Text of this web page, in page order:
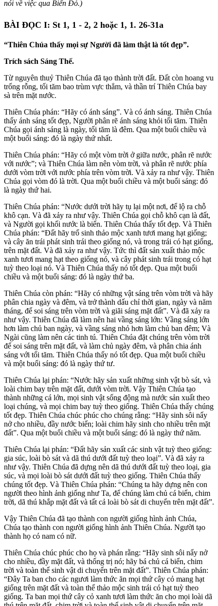
nói về việc qua Biển Ðỏ.)
BÀI ĐỌC I: St 1, 1 - 2, 2 hoặc 1, 1. 26-31a
“Thiên Chúa thấy mọi sự Người đã làm thật là tốt đẹp”.
Trích sách Sáng Thế.
Từ nguyên thuỷ Thiên Chúa đã tạo thành trời đất. Đất còn hoang vu
trống rỗng, tối tăm bao trùm vực thẳm, và thần trí Thiên Chúa bay
sà trên mặt nước.
Thiên Chúa phán: “Hãy có ánh sáng”. Và có ánh sáng. Thiên Chúa
thấy ánh sáng tốt đẹp, Người phân rẽ ánh sáng khỏi tối tăm. Thiên
Chúa gọi ánh sáng là ngày, tối tăm là đêm. Qua một buổi chiều và
một buổi sáng: đó là ngày thứ nhất.
Thiên Chúa phán: “Hãy có một vòm trời ở giữa nước, phân rẽ nước
với nước”; và Thiên Chúa làm nên vòm trời, và phân rẽ nước phía
dưới vòm trời với nước phía trên vòm trời. Và xảy ra như vậy. Thiên
Chúa gọi vòm đó là trời. Qua một buổi chiều và một buổi sáng: đó
là ngày thứ hai.
Thiên Chúa phán: “Nước dưới trời hãy tụ lại một nơi, để lộ ra chỗ
khô cạn. Và đã xảy ra như vậy. Thiên Chúa gọi chỗ khô cạn là đất,
và Người gọi khối nước là biển. Thiên Chúa thấy tốt đẹp. Và Thiên
Chúa phán: “Đất hãy trổ sinh thảo mộc xanh tươi mang hạt giống;
và cây ăn trái phát sinh trái theo giống nó, và trong trái có hạt giống,
trên mặt đất. Và đã xảy ra như vậy. Tức thì đất sản xuất thảo mộc
xanh tươi mang hạt theo giống nó, và cây phát sinh trái trong có hạt
tuỳ theo loại nó. Và Thiên Chúa thấy nó tốt đẹp. Qua một buổi
chiều và một buổi sáng: đó là ngày thứ ba.
Thiên Chúa còn phán: “Hãy có những vật sáng trên vòm trời và hãy
phân chia ngày và đêm, và trở thành dấu chỉ thời gian, ngày và năm
tháng, để soi sáng trên vòm trời và giãi sáng mặt đất”. Và đã xảy ra
như vậy. Thiên Chúa đã làm nên hai vầng sáng lớn: Vầng sáng lớn
hơn làm chủ ban ngày, và vầng sáng nhỏ hơn làm chủ ban đêm; Và
Ngài cũng làm nên các tinh tú. Thiên Chúa đặt chúng trên vòm trời
để soi sáng trên mặt đất, và làm chủ ngày đêm, và phân chia ánh
sáng với tối tăm. Thiên Chúa thấy nó tốt đẹp. Qua một buổi chiều
và một buổi sáng: đó là ngày thứ tư.
Thiên Chúa lại phán: “Nước hãy sản xuất những sinh vật bò sát, và
loài chim bay trên mặt đất, dưới vòm trời. Vậy Thiên Chúa tạo
thành những cá lớn, mọi sinh vật sống động mà nước sản xuất theo
loại chúng, và mọi chim bay tuỳ theo giống. Thiên Chúa thấy chúng
tốt đẹp. Thiên Chúa chúc phúc cho chúng rằng: “Hãy sinh sôi nẩy
nở cho nhiều, đầy nước biển; loài chim hãy sinh cho nhiều trên mặt
đất”. Qua một buổi chiều và một buổi sáng: đó là ngày thứ năm.
Thiên Chúa lại phán: “Đất hãy sản xuất các sinh vật tuỳ theo giống:
gia súc, loài bò sát và dã thú dưới đất tuỳ theo loại”. Và đã xảy ra
như vậy. Thiên Chúa đã dựng nên dã thú dưới đất tuỳ theo loại, gia
súc, và mọi loài bò sát dưới đất tuỳ theo giống. Thiên Chúa thấy
chúng tốt đẹp. Và Thiên Chúa phán: “Chúng ta hãy dựng nên con
người theo hình ảnh giống như Ta, để chúng làm chủ cá biển, chim
trời, dã thú khắp mặt đất và tất cả loài bò sát di chuyển trên mặt đất”.
Vậy Thiên Chúa đã tạo thành con người giống hình ảnh Chúa,
Chúa tạo thành con người giống hình ảnh Thiên Chúa. Người tạo
thành họ có nam có nữ.
Thiên Chúa chúc phúc cho họ và phán rằng: “Hãy sinh sôi nẩy nở
cho nhiều, đầy mặt đất, và thống trị nó; hãy bá chủ cá biển, chim
trời và toàn thể sinh vật di chuyển trên mặt đất”. Thiên Chúa phán:
“Đây Ta ban cho các ngươi làm thức ăn mọi thứ cây cỏ mang hạt
giống trên mặt đất và toàn thể thảo mộc sinh trái có hạt tuỳ theo
giống. Ta ban mọi thứ cây cỏ xanh tươi làm thức ăn cho mọi loài dã